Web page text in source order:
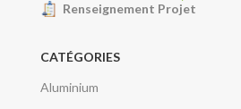
Renseignement Projet
CATÉGORIES
Aluminium